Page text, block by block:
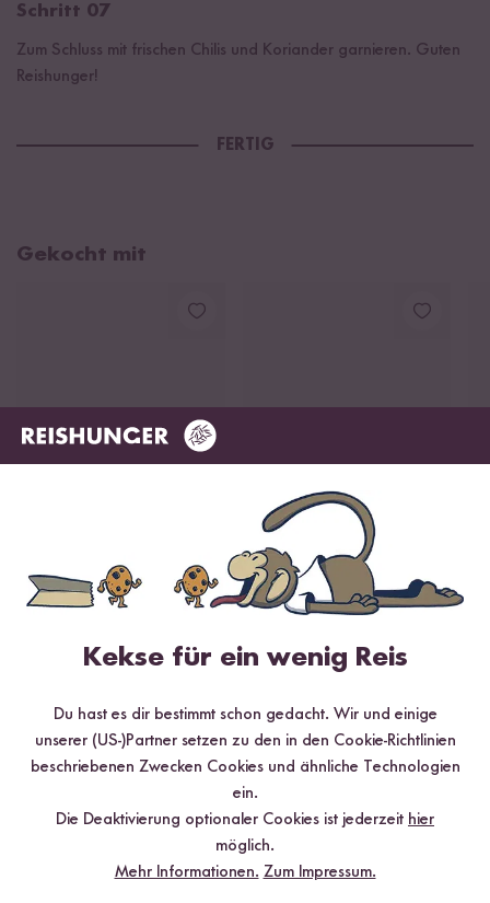
Schritt 07
Zum Schluss mit frischen Chilis und Koriander garnieren. Guten
Reishunger!
FERTIG
Gekocht mit
Loading...
Natives Olivenöl
Extra
222
Bio Kokosmilch
ab 1,99 € 7,96 € / L
Empfohlene Produkte
Kekse für ein wenig Reis
Du hast es dir bestimmt schon gedacht. Wir und einige
unserer (US-)Partner setzen zu den in den Cookie-Richtlinien
beschriebenen Zwecken Cookies und ähnliche Technologien
ein.
Die Deaktivierung optionaler Cookies ist jederzeit hier
möglich.
Mehr Informationen. Zum Impressum.